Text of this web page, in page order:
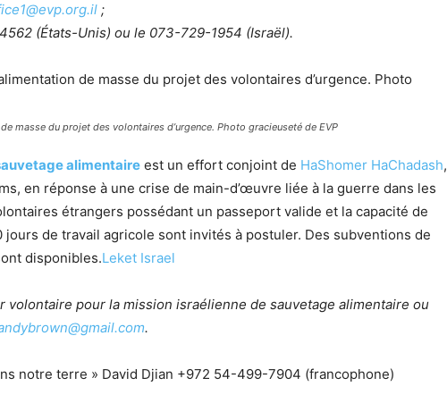
;
(États-Unis) ou le 073-729-1954 (Israël).
masse du projet des volontaires d’urgence. Photo gracieuseté de EVP
alimentaire est un effort conjoint de HaShomer HaChadash,
en réponse à une crise de main-d’œuvre liée à la guerre dans les
étrangers possédant un passeport valide et la capacité de
jours de travail agricole sont invités à postuler. Des subventions de
disponibles.Leket Israel
volontaire pour la mission israélienne de sauvetage alimentaire ou
.
notre terre » David Djian +972 54-499-7904 (francophone)